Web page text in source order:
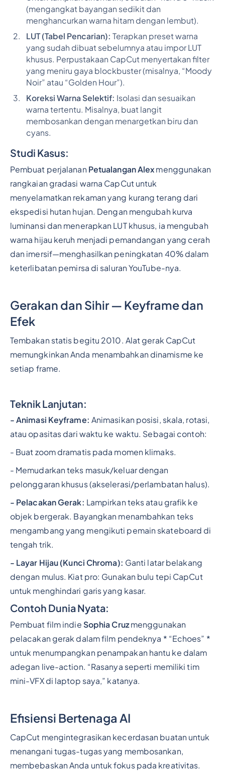
(mengangkat bayangan sedikit dan
menghancurkan warna hitam dengan lembut).
LUT (Tabel Pencarian): Terapkan preset warna
yang sudah dibuat sebelumnya atau impor LUT
khusus. Perpustakaan CapCut menyertakan filter
yang meniru gaya blockbuster (misalnya, “Moody
Noir” atau “Golden Hour”).
Koreksi Warna Selektif: Isolasi dan sesuaikan
warna tertentu. Misalnya, buat langit
membosankan dengan menargetkan biru dan
cyans.
Studi Kasus:
Pembuat perjalanan Petualangan Alex menggunakan
rangkaian gradasi warna CapCut untuk
menyelamatkan rekaman yang kurang terang dari
ekspedisi hutan hujan. Dengan mengubah kurva
luminansi dan menerapkan LUT khusus, ia mengubah
warna hijau keruh menjadi pemandangan yang cerah
dan imersif—menghasilkan peningkatan 40% dalam
keterlibatan pemirsa di saluran YouTube-nya.
Gerakan dan Sihir — Keyframe dan
Efek
Tembakan statis begitu 2010. Alat gerak CapCut
memungkinkan Anda menambahkan dinamisme ke
setiap frame.
Teknik Lanjutan:
- Animasi Keyframe: Animasikan posisi, skala, rotasi,
atau opasitas dari waktu ke waktu. Sebagai contoh:
- Buat zoom dramatis pada momen klimaks.
- Memudarkan teks masuk/keluar dengan
pelonggaran khusus (akselerasi/perlambatan halus).
- Pelacakan Gerak: Lampirkan teks atau grafik ke
objek bergerak. Bayangkan menambahkan teks
mengambang yang mengikuti pemain skateboard di
tengah trik.
- Layar Hijau (Kunci Chroma): Ganti latar belakang
dengan mulus. Kiat pro: Gunakan bulu tepi CapCut
untuk menghindari garis yang kasar.
Contoh Dunia Nyata:
Pembuat film indie Sophia Cruzmenggunakan
pelacakan gerak dalam film pendeknya * “Echoes” *
untuk menumpangkan penampakan hantu ke dalam
adegan live-action. “Rasanya seperti memiliki tim
mini-VFX di laptop saya,” katanya.
Efisiensi Bertenaga AI
CapCut mengintegrasikan kecerdasan buatan untuk
menangani tugas-tugas yang membosankan,
membebaskan Anda untuk fokus pada kreativitas.